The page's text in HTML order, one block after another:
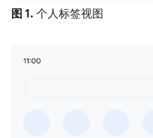
图 1. 个人标签视图